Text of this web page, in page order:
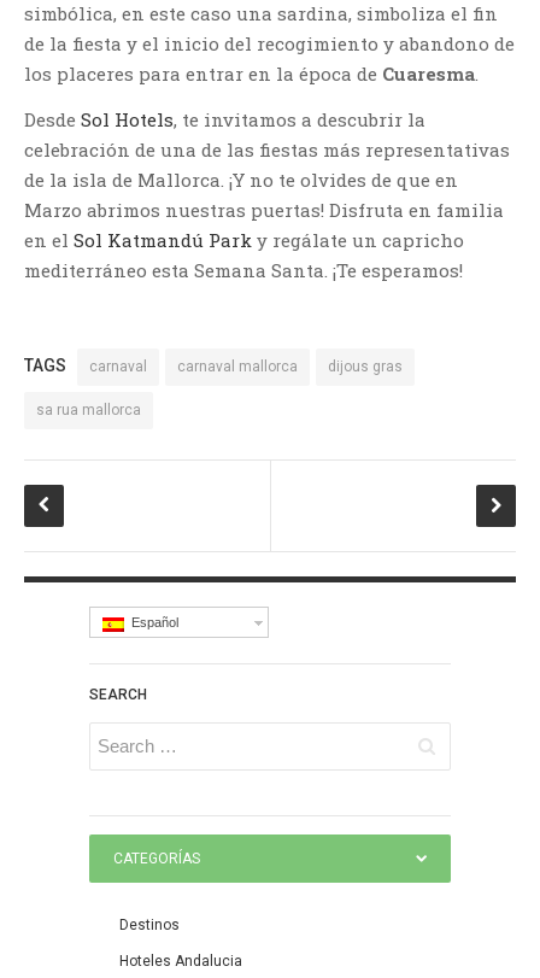
simbólica, en este caso una sardina, simboliza el fin
de la fiesta y el inicio del recogimiento y abandono de
los placeres para entrar en la época de Cuaresma.
Desde Sol Hotels, te invitamos a descubrir la
celebración de una de las fiestas más representativas
de la isla de Mallorca. ¡Y no te olvides de que en
Marzo abrimos nuestras puertas! Disfruta en familia
en el Sol Katmandú Park y regálate un capricho
mediterráneo esta Semana Santa. ¡Te esperamos!
TAGS carnaval carnaval mallorca dijous gras
sa rua mallorca
Español
SEARCH
CATEGORÍAS
Destinos
Hoteles Andalucia